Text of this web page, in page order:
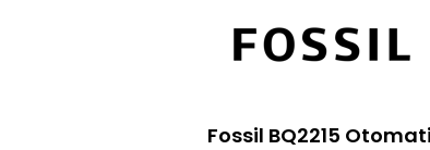
Fossil BQ2215